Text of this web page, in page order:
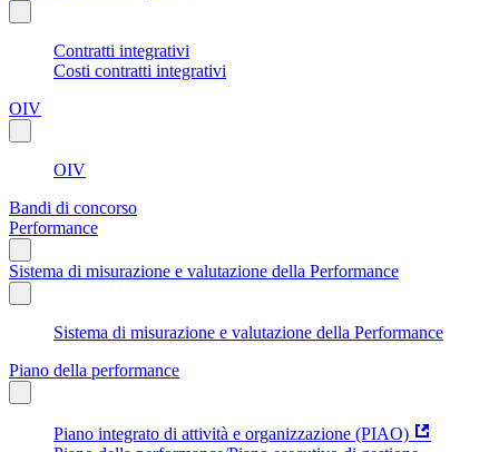
Contratti integrativi
Costi contratti integrativi
OIV
OIV
Bandi di concorso
Performance
Sistema di misurazione e valutazione della Performance
Sistema di misurazione e valutazione della Performance
Piano della performance
Piano integrato di attività e organizzazione (PIAO)